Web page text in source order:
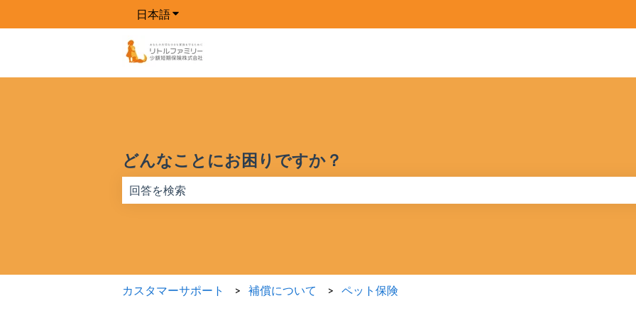
日本語翻訳のサブメニューを表示
どんなことにお困りですか？
カスタマーサポート 補償について ペット保険